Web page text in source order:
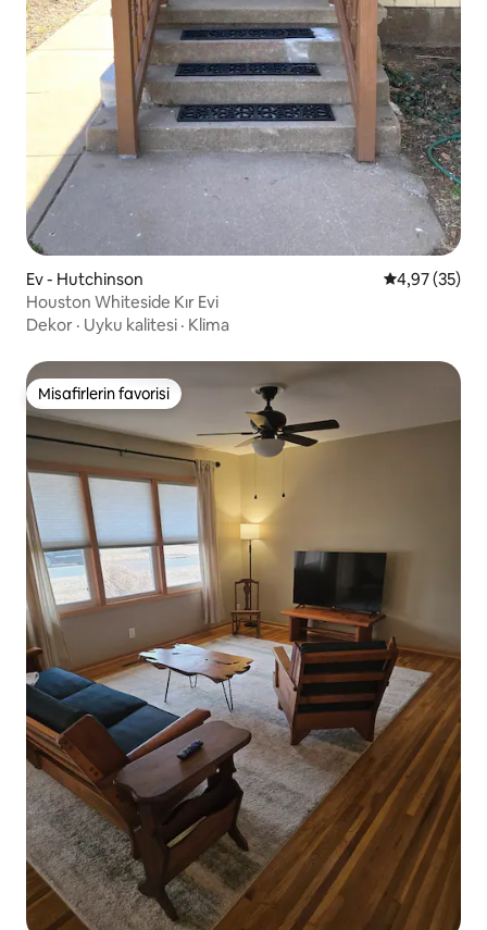
Ev - Hutchinson 5 üzerinden
4,97 (35)
Houston Whiteside Kır Evi
Dekor · Uyku kalitesi · Klima
Misafirlerin favorisi
Misafirlerin favorisi